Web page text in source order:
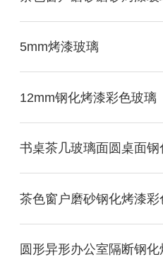
5mm烤漆玻璃
12mm钢化烤漆彩色玻璃
茶色窗户磨砂钢化烤漆彩